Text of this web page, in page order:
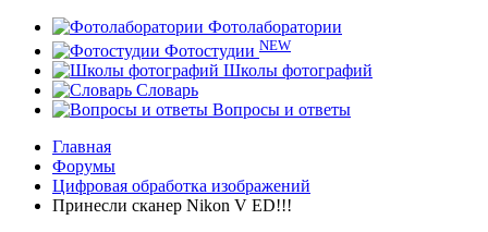
Фотолаборатории
Фотостудии NEW
Школы фотографий
Словарь
Вопросы и ответы
Главная
Форумы
Цифровая обработка изображений
Принесли сканер Nikon V ED!!!